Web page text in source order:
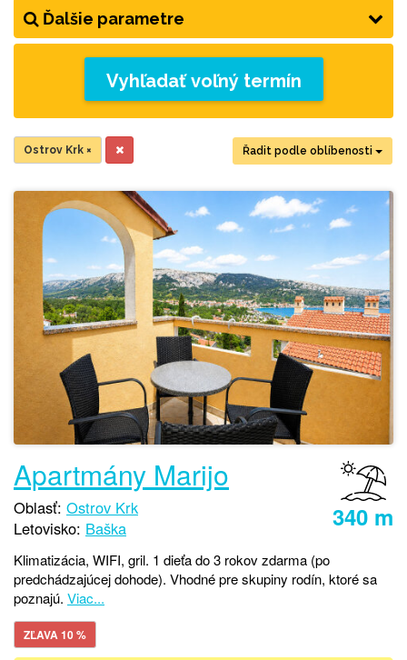
Ďalšie parametre
Vyhľadať voľný termín
Řadit podle oblíbenosti
Ostrov Krk ×
340 m
Apartmány Marijo
Oblasť: Ostrov Krk
Letovisko: Baška
Klimatizácia, WIFI, gril. 1 dieťa do 3 rokov zdarma (po
predchádzajúcej dohode). Vhodné pre skupiny rodín, ktoré sa
poznajú. Viac...
ZĽAVA 10 %